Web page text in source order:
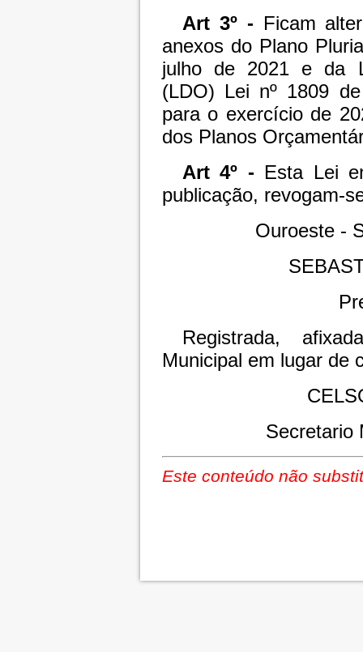
Art 3º - Ficam
anexos do Plano
julho de 2021 e da
(LDO) Lei nº 1809
para o exercício de
dos Planos
Art 4º - Esta Lei
publicação, revogam-
Ouroeste -
Registrada,
Municipal em lugar de
Secretario
Este conteúdo não